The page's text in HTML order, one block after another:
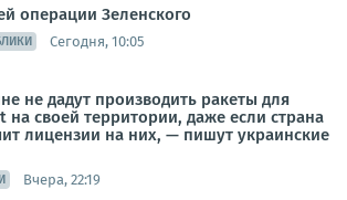
операции Зеленского
Сегодня, 10:05
не дадут производить ракеты для
на своей территории, даже если страна
лицензии на них, — пишут украинские
Вчера, 22:19